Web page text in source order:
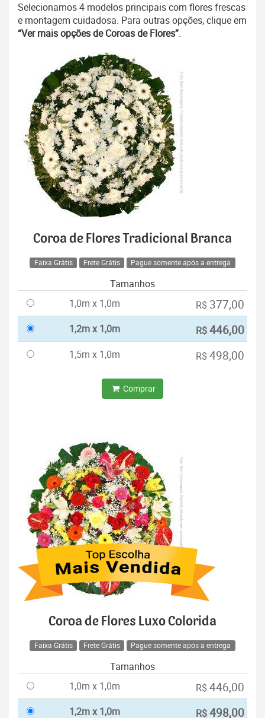
Selecionamos 4 modelos principais com flores frescas
e montagem cuidadosa. Para outras opções, clique em
“Ver mais opções de Coroas de Flores”.
Coroa de Flores Tradicional Branca
Faixa Grátis Frete Grátis Pague somente após a entrega
Tamanhos
1,0m x 1,0m
R$ 377,00
1,2m x 1,0m R$446,00
1,5m x 1,0m R$ 498,00
Comprar
Coroa de Flores Luxo Colorida
Faixa Grátis Frete Grátis Pague somente após a entrega
Tamanhos
1,0m x 1,0m
R$ 446,00
1,2m x 1,0m R$498,00